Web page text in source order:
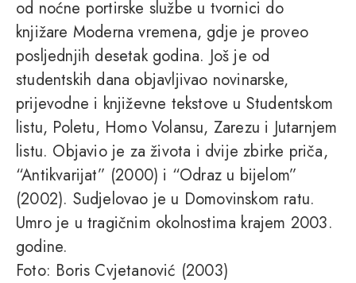
od noćne portirske službe u tvornici do
knjižare Moderna vremena, gdje je proveo
posljednjih desetak godina. Još je od
studentskih dana objavljivao novinarske,
prijevodne i književne tekstove u Studentskom
listu, Poletu, Homo Volansu, Zarezu i Jutarnjem
listu. Objavio je za života i dvije zbirke priča,
“Antikvarijat” (2000) i “Odraz u bijelom”
(2002). Sudjelovao je u Domovinskom ratu.
Umro je u tragičnim okolnostima krajem 2003.
godine.
Foto: Boris Cvjetanović (2003)